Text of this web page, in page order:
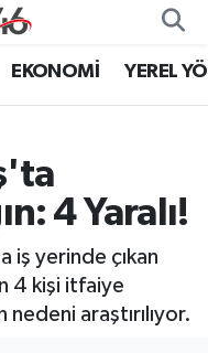
EKONOMİ YEREL
4 Yaralı!
iş yerinde çıkan
4 kişi itfaiye
nedeni araştırılıyor.
Fikstür